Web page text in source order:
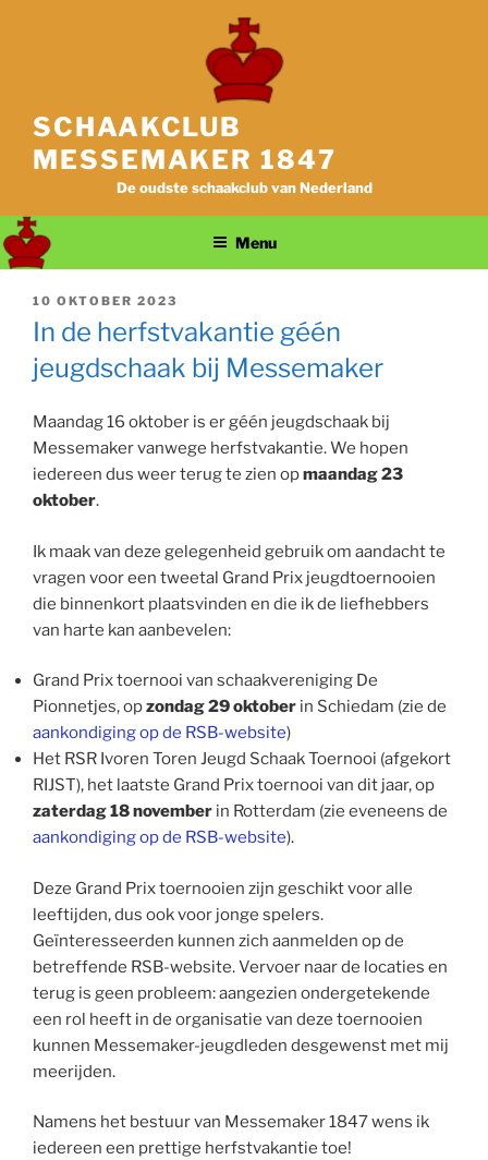
SCHAAKCLUB
MESSEMAKER 1847
De oudste schaakclub van Nederland
Menu
GEPLAATST
OP
10 OKTOBER 2023
In de herfstvakantie géén
jeugdschaak bij Messemaker
Maandag 16 oktober is er géén jeugdschaak bij
Messemaker vanwege herfstvakantie. We hopen
iedereen dus weer terug te zien opmaandag 23
oktober.
Ik maak van deze gelegenheid gebruik om aandacht te
vragen voor een tweetal Grand Prix jeugdtoernooien
die binnenkort plaatsvinden en die ik de liefhebbers
van harte kan aanbevelen:
Grand Prix toernooi van schaakvereniging De
Pionnetjes, opzondag 29 oktober in Schiedam (zie de
aankondiging op de RSB-website)
Het RSR Ivoren Toren Jeugd Schaak Toernooi (afgekort
RIJST), het laatste Grand Prix toernooi van dit jaar, op
zaterdag 18 november in Rotterdam (zie eveneens de
aankondiging op de RSB-website).
Deze Grand Prix toernooien zijn geschikt voor alle
leeftijden, dus ook voor jonge spelers.
Geïnteresseerden kunnen zich aanmelden op de
betreffende RSB-website. Vervoer naar de locaties en
terug is geen probleem: aangezien ondergetekende
een rol heeft in de organisatie van deze toernooien
kunnen Messemaker-jeugdleden desgewenst met mij
meerijden.
Namens het bestuur van Messemaker 1847 wens ik
iedereen een prettige herfstvakantie toe!